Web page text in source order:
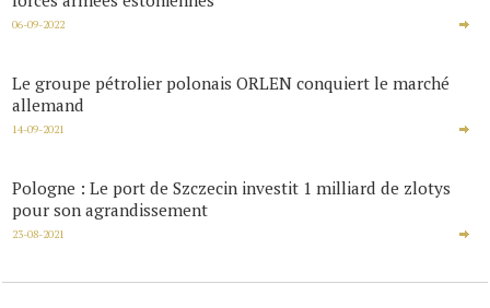
06-09-2022
Le groupe pétrolier polonais ORLEN conquiert le marché
allemand
14-09-2021
Pologne : Le port de Szczecin investit 1 milliard de zlotys
pour son agrandissement
23-08-2021